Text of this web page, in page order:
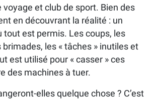
voyage et club de sport. Bien des
en découvrant la réalité : un
tout est permis. Les coups, les
les « tâches » inutiles et
est utilisé pour « casser » ces
des machines à tuer.
elles quelque chose ? C’est